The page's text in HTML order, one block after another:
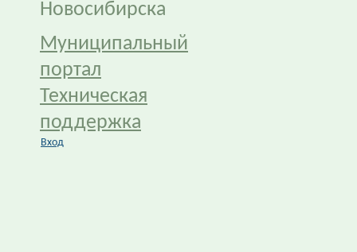
Новосибирска
Муниципальный
портал
Техническая
поддержка
Вход